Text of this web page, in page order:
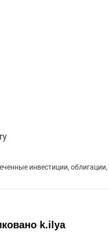
инвестиции, облигации,
k.ilya